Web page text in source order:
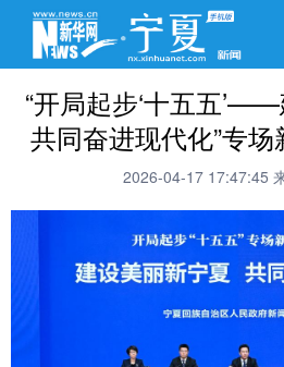
“开局起步‘十五五
共同奋进现代化”专
2026-04-17 17:47:45